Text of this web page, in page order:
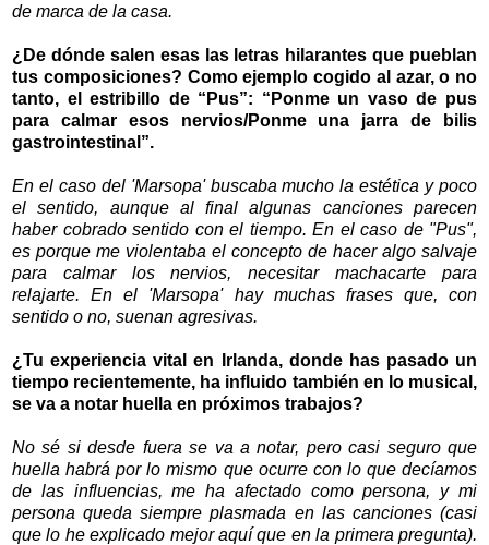
de marca de la casa.
¿De dónde salen esas las letras hilarantes que pueblan
tus composiciones? Como ejemplo cogido al azar, o no
tanto, el estribillo de “Pus”: “Ponme un vaso de pus
para calmar esos nervios/Ponme una jarra de bilis
gastrointestinal”.
En el caso del 'Marsopa' buscaba mucho la estética y poco
el sentido, aunque al final algunas canciones parecen
haber cobrado sentido con el tiempo. En el caso de "Pus",
es porque me violentaba el concepto de hacer algo salvaje
para calmar los nervios, necesitar machacarte para
relajarte. En el 'Marsopa' hay muchas frases que, con
sentido o no, suenan agresivas.
¿Tu experiencia vital en Irlanda, donde has pasado un
tiempo recientemente, ha influido también en lo musical,
se va a notar huella en próximos trabajos?
No sé si desde fuera se va a notar, pero casi seguro que
huella habrá por lo mismo que ocurre con lo que decíamos
de las influencias, me ha afectado como persona, y mi
persona queda siempre plasmada en las canciones (casi
que lo he explicado mejor aquí que en la primera pregunta).